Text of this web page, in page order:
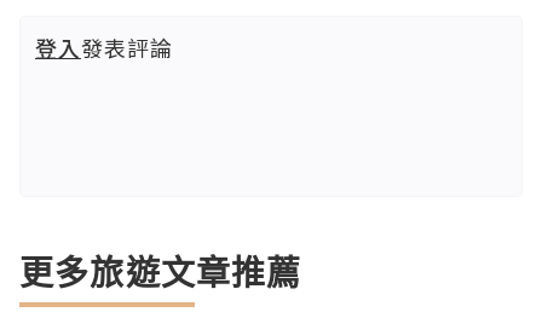
登入發表評論
更多旅遊文章推薦